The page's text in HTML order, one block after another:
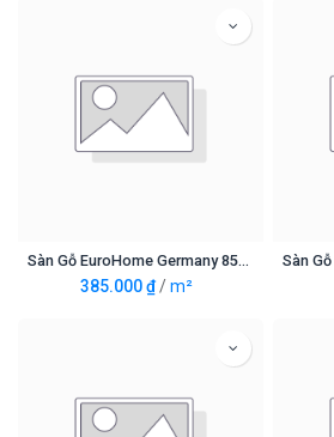
Sàn Gỗ EuroHome Germany 8521
385.000₫ /m²